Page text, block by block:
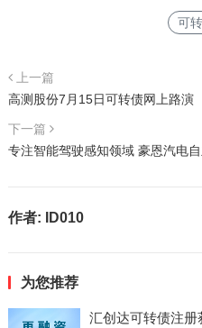
可
上一篇
高测股份7月15日可转债网上路演
下一篇
专注智能驾驶感知领域 豪恩汽电
作者: ID010
为您推荐
汇创达可转债注